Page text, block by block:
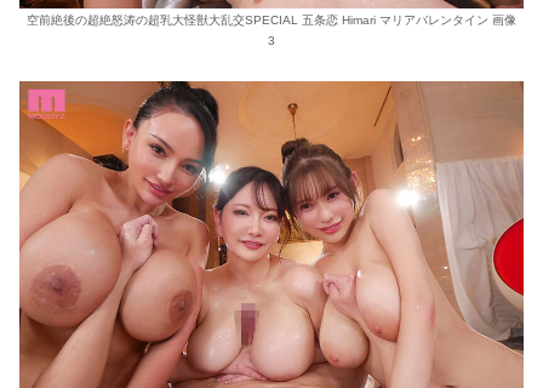
空前絶後の超絶怒涛の超乳大怪獣大乱交SPECIAL 五条恋 Himari マリアバレンタイン 画像
3